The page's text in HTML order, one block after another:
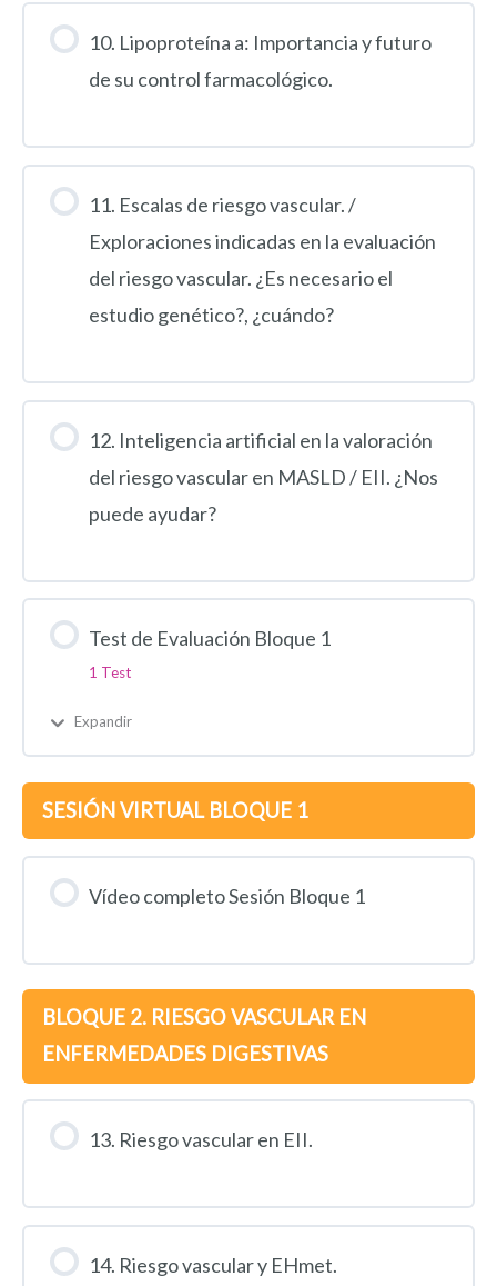
10. Lipoproteína a: Importancia y futuro
de su control farmacológico.
11. Escalas de riesgo vascular. /
Exploraciones indicadas en la evaluación
del riesgo vascular. ¿Es necesario el
estudio genético?, ¿cuándo?
12. Inteligencia artificial en la valoración
del riesgo vascular en MASLD / EII. ¿Nos
puede ayudar?
Test de Evaluación Bloque 1
1 Test
Expandir
SESIÓN VIRTUAL BLOQUE 1
Vídeo completo Sesión Bloque 1
BLOQUE 2. RIESGO VASCULAR EN
ENFERMEDADES DIGESTIVAS
13. Riesgo vascular en EII.
14. Riesgo vascular y EHmet.